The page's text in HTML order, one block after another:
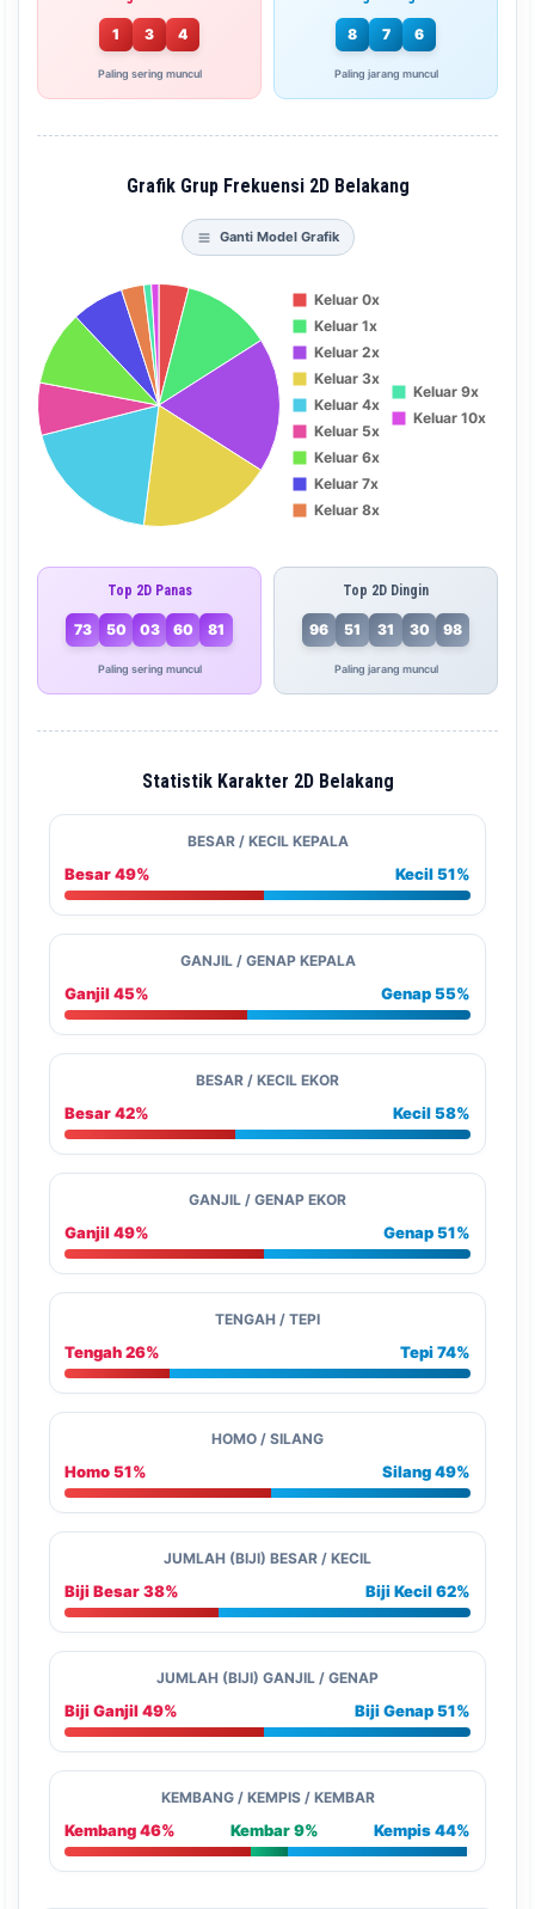
1 3 4
Paling sering muncul
8 7 6
Paling jarang muncul
Grafik Grup Frekuensi 2D Belakang
Ganti Model Grafik
Top 2D Panas
73 50 03 60 81
Paling sering muncul
Top 2D Dingin
96 51 31 30 98
Paling jarang muncul
Statistik Karakter 2D Belakang
BESAR / KECIL KEPALA
Besar 49% Kecil 51%
GANJIL / GENAP KEPALA
Ganjil 45% Genap 55%
BESAR / KECIL EKOR
Besar 42% Kecil 58%
GANJIL / GENAP EKOR
Ganjil 49% Genap 51%
TENGAH / TEPI
Tengah 26% Tepi 74%
HOMO / SILANG
Homo 51% Silang 49%
JUMLAH (BIJI) BESAR / KECIL
Biji Besar 38% Biji Kecil 62%
JUMLAH (BIJI) GANJIL / GENAP
Biji Ganjil 49% Biji Genap 51%
KEMBANG / KEMPIS / KEMBAR
Kembang 46% Kembar 9% Kempis 44%